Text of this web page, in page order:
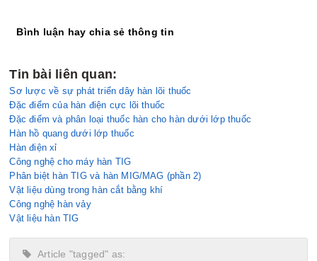
Bình luận hay chia sẻ thông tin
Tin bài liên quan:
Sơ lược về sự phát triển dây hàn lõi thuốc
Đặc điểm của hàn điện cực lõi thuốc
Đặc điểm và phân loại thuốc hàn cho hàn dưới lớp thuốc
Hàn hồ quang dưới lớp thuốc
Hàn điện xỉ
Công nghệ cho máy hàn TIG
Phân biệt hàn TIG và hàn MIG/MAG (phần 2)
Vật liệu dùng trong hàn cắt bằng khí
Công nghệ hàn vảy
Vật liệu hàn TIG
Article "tagged" as: